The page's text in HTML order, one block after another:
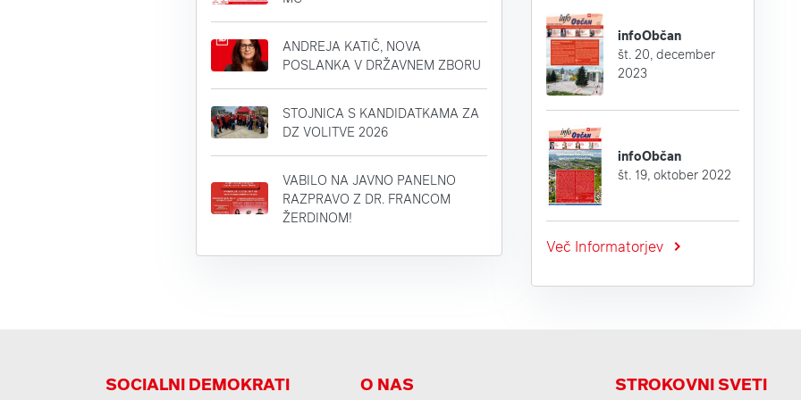
ANDREJA KATIČ, NOVA
POSLANKA V DRŽAVNEM ZBORU
STOJNICA S KANDIDATKAMA ZA
DZ VOLITVE 2026
VABILO NA JAVNO PANELNO
RAZPRAVO Z DR. FRANCOM
ŽERDINOM!
infoObčan
št. 20, december
2023
infoObčan
št. 19, oktober 2022
Več Informatorjev
SOCIALNI DEMOKRATI O NAS STROKOVNI SVETI